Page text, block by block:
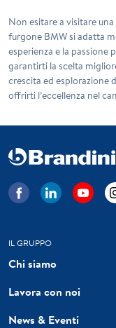
Non esitare a visitare
furgone BMWsi adatta
esperienza e la
garantirti la scelta
crescita ed esplorazione
offrirti l’eccellenza nel
IL GRUPPO
Chi siamo
Lavora con noi
News & Eventi